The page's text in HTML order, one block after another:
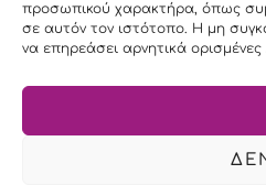
προσωπικού χαρακτήρα, όπως
σε αυτόν τον ιστότοπο. Η μη
να επηρεάσει αρνητικά ορισμένες